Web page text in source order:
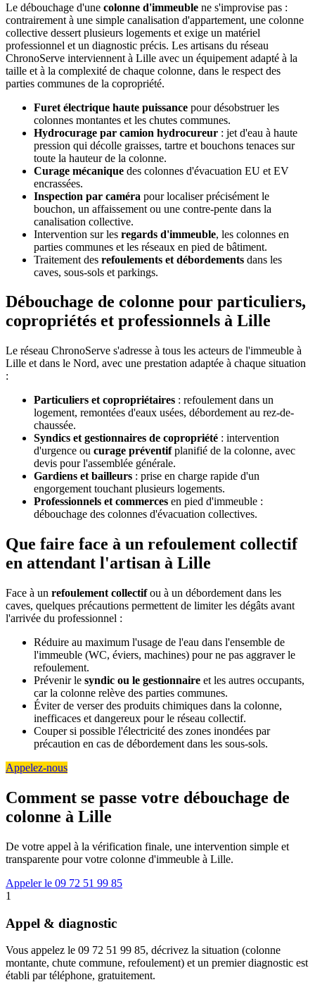
Le débouchage d'une colonne d'immeuble ne s'improvise pas :
contrairement à une simple canalisation d'appartement, une colonne
collective dessert plusieurs logements et exige un matériel
professionnel et un diagnostic précis. Les artisans du réseau
ChronoServe interviennent à Lille avec un équipement adapté à la
taille et à la complexité de chaque colonne, dans le respect des
parties communes de la copropriété.
Furet électrique haute puissance pour désobstruer les
colonnes montantes et les chutes communes.
Hydrocurage par camion hydrocureur : jet d'eau à haute
pression qui décolle graisses, tartre et bouchons tenaces sur
toute la hauteur de la colonne.
Curage mécanique des colonnes d'évacuation EU et EV
encrassées.
Inspection par caméra pour localiser précisément le
bouchon, un affaissement ou une contre-pente dans la
canalisation collective.
Intervention sur les regards d'immeuble, les colonnes en
parties communes et les réseaux en pied de bâtiment.
Traitement des refoulements et débordements dans les
caves, sous-sols et parkings.
Débouchage de colonne pour particuliers,
copropriétés et professionnels à Lille
Le réseau ChronoServe s'adresse à tous les acteurs de l'immeuble à
Lille et dans le Nord, avec une prestation adaptée à chaque situation
:
Particuliers et copropriétaires : refoulement dans un
logement, remontées d'eaux usées, débordement au rez-de-
chaussée.
Syndics et gestionnaires de copropriété : intervention
d'urgence ou curage préventifplanifié de la colonne, avec
devis pour l'assemblée générale.
Gardiens et bailleurs : prise en charge rapide d'un
engorgement touchant plusieurs logements.
Professionnels et commerces en pied d'immeuble :
débouchage des colonnes d'évacuation collectives.
Que faire face à un refoulement collectif
en attendant l'artisan à Lille
Face à un refoulement collectifou à un débordement dans les
caves, quelques précautions permettent de limiter les dégâts avant
l'arrivée du professionnel :
Réduire au maximum l'usage de l'eau dans l'ensemble de
l'immeuble (WC, éviers, machines) pour ne pas aggraver le
refoulement.
Prévenir le syndic ou le gestionnaire et les autres occupants,
car la colonne relève des parties communes.
Éviter de verser des produits chimiques dans la colonne,
inefficaces et dangereux pour le réseau collectif.
Couper si possible l'électricité des zones inondées par
précaution en cas de débordement dans les sous-sols.
Appelez-nous
Comment se passe votre débouchage de
colonne à Lille
De votre appel à la vérification finale, une intervention simple et
transparente pour votre colonne d'immeuble à Lille.
Appeler le 09 72 51 99 85
1
Appel & diagnostic
Vous appelez le 09 72 51 99 85, décrivez la situation (colonne
montante, chute commune, refoulement) et un premier diagnostic est
établi par téléphone, gratuitement.